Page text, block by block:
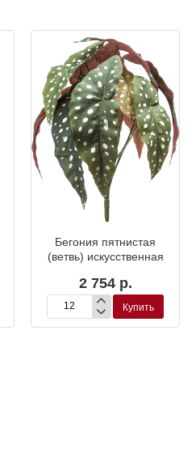
Бегония пятнистая
(ветвь) искусственная
2 754 р.
Бегония
пятнистая
Купить